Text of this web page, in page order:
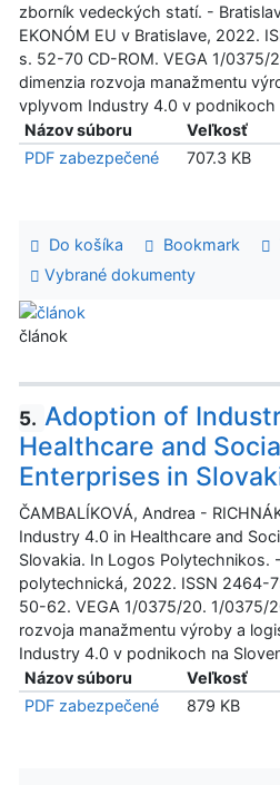
zborník vedeckých statí. -
EKONÓM EU v Bratislave, 2022.
s. 52-70 CD-ROM. VEGA 1/0375/
dimenzia rozvoja manažmentu
vplyvom Industry 4.0 v podnikoch
Názov súboru
Veľkosť
PDF zabezpečené
707.3 KB
Do košíka Bookmark
Vybrané dokumenty
článok
5. Adoption of
Healthcare and
Enterprises in
ČAMBALÍKOVÁ, Andrea -
Industry 4.0 in Healthcare and
Slovakia. In Logos Polytechnikos.
polytechnická, 2022. ISSN 2464-
50-62. VEGA 1/0375/20. 1/0375/
rozvoja manažmentu výroby a
Industry 4.0 v podnikoch na
Názov súboru
Veľkosť
PDF zabezpečené
879 KB